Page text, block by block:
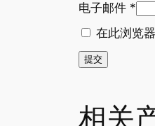
电子邮件 *
在此浏览